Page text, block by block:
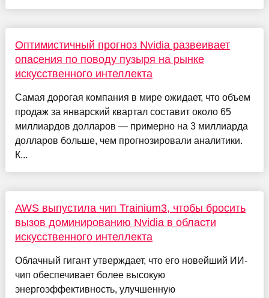
Оптимистичный прогноз Nvidia развеивает
опасения по поводу пузыря на рынке
искусственного интеллекта
Самая дорогая компания в мире ожидает, что объем
продаж за январский квартал составит около 65
миллиардов долларов — примерно на 3 миллиарда
долларов больше, чем прогнозировали аналитики.
К...
AWS выпустила чип Trainium3, чтобы бросить
вызов доминированию Nvidia в области
искусственного интеллекта
Облачный гигант утверждает, что его новейший ИИ-
чип обеспечивает более высокую
энергоэффективность, улучшенную